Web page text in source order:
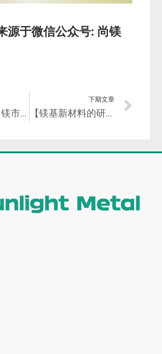
源于微信公众号: 尚镁
尚镁网7.27日镁市场简评：镁市弱稳运行
下期文章
【镁基新材料的研发动态和产业化】-中国金属学会冶金青年云端沙龙第九期即将开启